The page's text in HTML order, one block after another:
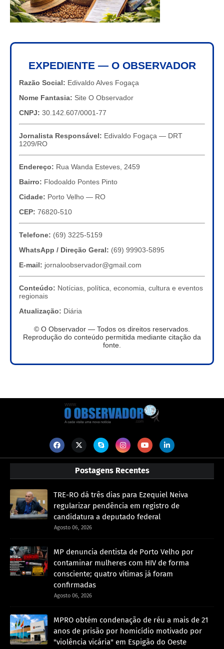
EXPEDIENTE — O OBSERVADOR
Razão Social: Edivaldo Alves Fogaça
Nome Fantasia: Site O Observador
CNPJ: 30.142.607/0001-77
Jornalista Responsável: Edivaldo Fogaça — DRT
1209/RO
Endereço: Rua Wanda Esteves, 2459
Bairro: Flodoaldo Pontes Pinto
Cidade: Porto Velho — RO
CEP: 76820-510
Telefone: (69) 3225-5159
WhatsApp / Direção Geral: (69) 99903-5895
E-mail: jornaloobservador@gmail.com
Conteúdo: Notícias, política, economia, cultura e eventos
regionais
Atualização: Diária
© O Observador — Todos os direitos reservados.
Reprodução do conteúdo permitida mediante citação da
fonte.
Postagens Recentes
TRE-RO dá três dias para Ezequiel Neiva
regularizar pendência em registro de
candidatura a deputado federal
Agosto 06, 2026
MP denuncia dentista de Porto Velho por
contaminar mulheres com HIV de forma
consciente; quatro vítimas já foram
confirmadas
Agosto 06, 2026
MPRO obtém condenação de réu a mais de 21
anos de prisão por homicídio motivado por
"violência vicária" em Espigão do Oeste